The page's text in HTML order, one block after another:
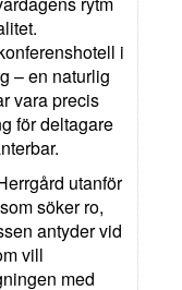
i
– en naturlig
vara precis
för deltagare
utanför
söker ro,
antyder vid
vill
med